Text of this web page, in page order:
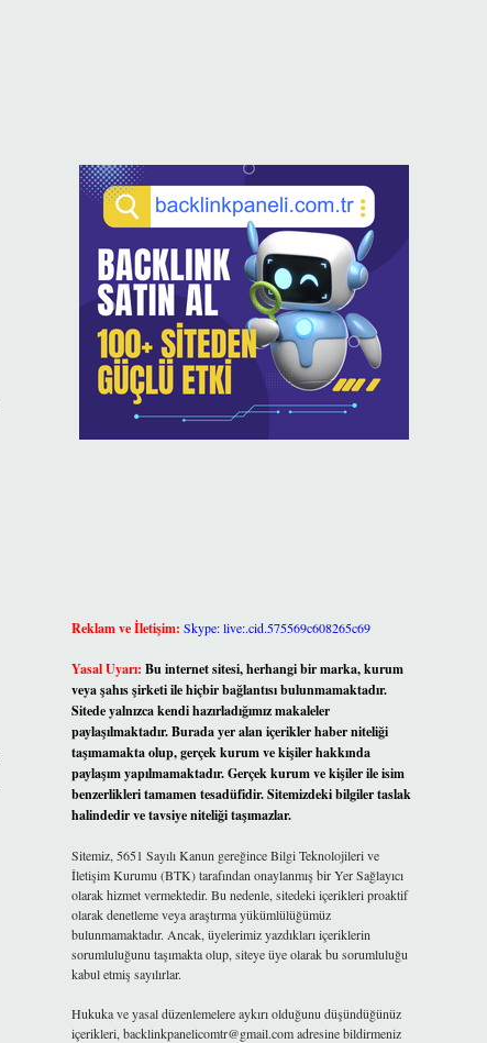
Reklam ve İletişim: Skype: live:.cid.575569c608265c69
Yasal Uyarı: Bu internet sitesi, herhangi bir marka, kurum
veya şahıs şirketi ile hiçbir bağlantısı bulunmamaktadır.
Sitede yalnızca kendi hazırladığımız makaleler
paylaşılmaktadır. Burada yer alan içerikler haber niteliği
taşımamakta olup, gerçek kurum ve kişiler hakkında
paylaşım yapılmamaktadır. Gerçek kurum ve kişiler ile isim
benzerlikleri tamamen tesadüfidir. Sitemizdeki bilgiler taslak
halindedir ve tavsiye niteliği taşımazlar.
Sitemiz, 5651 Sayılı Kanun gereğince Bilgi Teknolojileri ve
İletişim Kurumu (BTK) tarafından onaylanmış bir Yer Sağlayıcı
olarak hizmet vermektedir. Bu nedenle, sitedeki içerikleri proaktif
olarak denetleme veya araştırma yükümlülüğümüz
bulunmamaktadır. Ancak, üyelerimiz yazdıkları içeriklerin
sorumluluğunu taşımakta olup, siteye üye olarak bu sorumluluğu
kabul etmiş sayılırlar.
Hukuka ve yasal düzenlemelere aykırı olduğunu düşündüğünüz
içerikleri, backlinkpanelicomtr@gmail.comadresine bildirmeniz